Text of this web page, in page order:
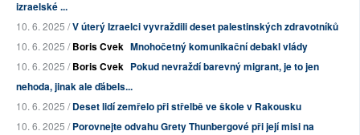
izraelské ...
10. 6. 2025 /V úterý Izraelci vyvraždili deset palestinských zdravotníků
10. 6. 2025 /Boris Cvek Mnohočetný komunikační debakl vlády
10. 6. 2025 /Boris Cvek Pokud nevraždí barevný migrant, je to jen
nehoda, jinak ale ďábels...
10. 6. 2025 /Deset lidí zemřelo při střelbě ve škole v Rakousku
10. 6. 2025 /Porovnejte odvahu Grety Thunbergové při její misi na